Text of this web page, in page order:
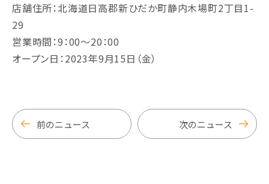
店舗住所：北海道日高郡新ひだか町静内木場町2丁目1-
29
営業時間：9：00～20：00
オープン日：2023年9月15日（金）
前のニュース 次のニュース